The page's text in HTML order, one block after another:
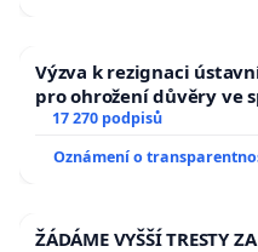
Výzva k rezignaci
pro ohrožení důvěry ve
17 270 podpisů
Oznámení o
ŽÁDÁME VYŠŠÍ TRESTY